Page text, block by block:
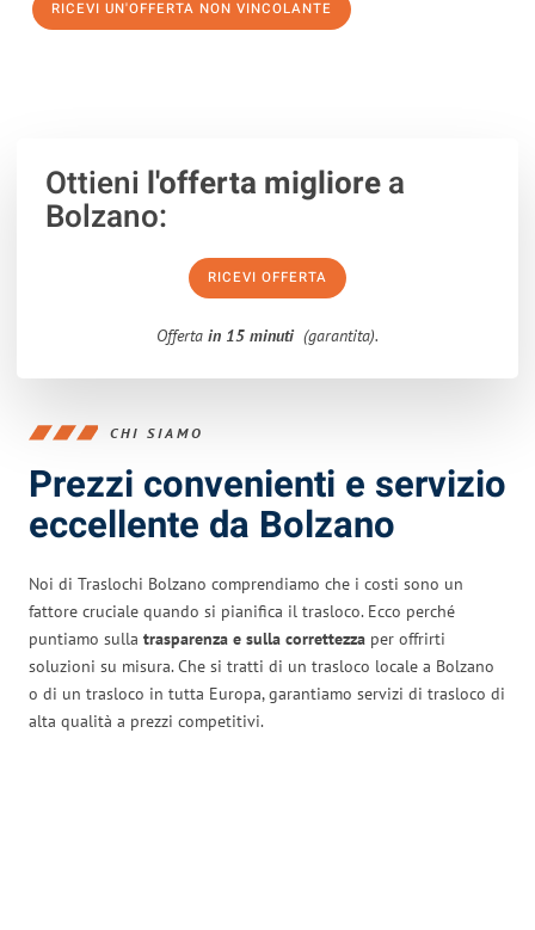
RICEVI UN'OFFERTA NON VINCOLANTE
Ottieni l'offerta migliorea
Bolzano:
RICEVI OFFERTA
Offerta in 15 minuti (garantita).
CHI SIAMO
Prezzi convenienti e servizio
eccellente da Bolzano
Noi di Traslochi Bolzano comprendiamo che i costi sono un
fattore cruciale quando si pianifica il trasloco. Ecco perché
puntiamo sulla trasparenza e sulla correttezza per offrirti
soluzioni su misura. Che si tratti di un trasloco locale a Bolzano
o di un trasloco in tutta Europa, garantiamo servizi di trasloco di
alta qualità a prezzi competitivi.